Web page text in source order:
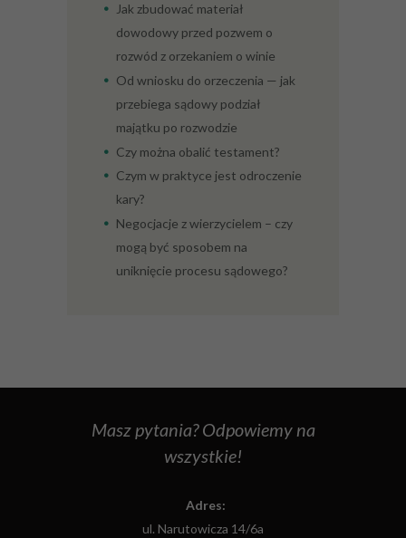
Jak zbudować materiał
dowodowy przed pozwem o
rozwód z orzekaniem o winie
Od wniosku do orzeczenia — jak
przebiega sądowy podział
majątku po rozwodzie
Czy można obalić testament?
Czym w praktyce jest odroczenie
kary?
Negocjacje z wierzycielem – czy
mogą być sposobem na
uniknięcie procesu sądowego?
Masz pytania? Odpowiemy na
wszystkie!
Adres:
ul. Narutowicza 14/6a
odwiedzania naszej
szansę na
zobaczenie
treści i ofert.